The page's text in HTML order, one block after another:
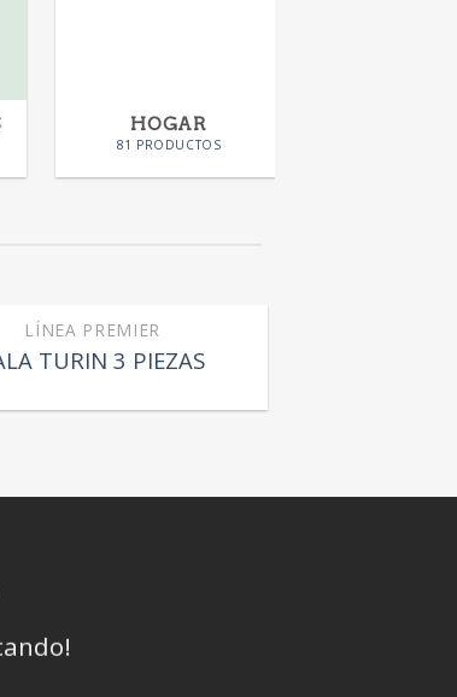
HOGAR
81 PRODUCTOS
LÍNEA PREMIER
TURIN 3 PIEZAS